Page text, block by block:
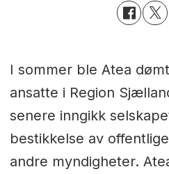
I sommer ble Atea
ansatte i Region
senere inngikk
bestikkelse av
andre myndigheter.